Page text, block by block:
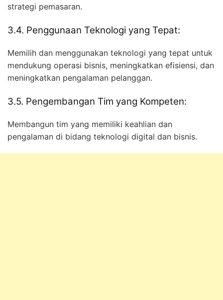
strategi pemasaran.
3.4. Penggunaan Teknologi yang Tepat:
Memilih dan menggunakan teknologi yang tepat untuk
mendukung operasi bisnis, meningkatkan efisiensi, dan
meningkatkan pengalaman pelanggan.
3.5. Pengembangan Tim yang Kompeten:
Membangun tim yang memiliki keahlian dan
pengalaman di bidang teknologi digital dan bisnis.